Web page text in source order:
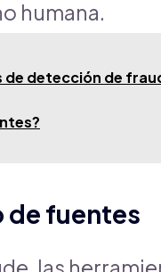
humana.
de detección de
de fuentes
las